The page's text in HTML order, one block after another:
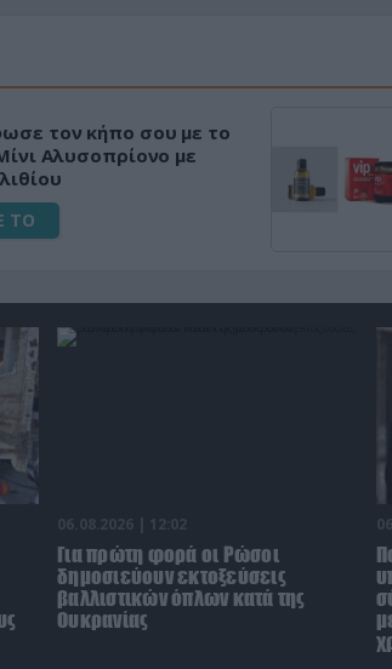
τον κήπο σου με το
Αλυσοπρίονο με
ΤΟ
06.08.2026 | 12:02
Για πρώτη φορά οι Ρώσοι
δημοσιεύουν εκτοξεύσεις
βαλλιστικών όπλων κατά της
Ουκρανίας